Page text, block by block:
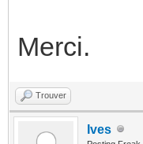
Merci.
Trouver
Ives